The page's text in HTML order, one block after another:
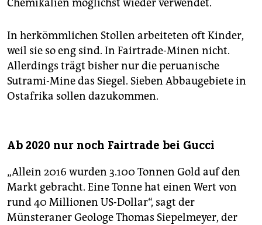
Chemikalien möglichst wieder verwendet.
In herkömmlichen Stollen arbeiteten oft Kinder,
weil sie so eng sind. In Fairtrade-Minen nicht.
Allerdings trägt bisher nur die peruanische
Sutrami-Mine das Siegel. Sieben Abbaugebiete in
Ostafrika sollen dazukommen.
Ab 2020 nur noch Fairtrade bei Gucci
„Allein 2016 wurden 3.100 Tonnen Gold auf den
Markt gebracht. Eine Tonne hat einen Wert von
rund 40 Millionen US-Dollar“, sagt der
Münsteraner Geologe Thomas Siepelmeyer, der